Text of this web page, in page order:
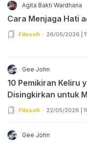
Agita Bakti Wardhana
Cara Menjaga Hati
Filosofi 26/05/2026 |
Gee John
10 Pemikiran Keliru
Disingkirkan untuk
Filosofi 22/05/2026 |
Gee John